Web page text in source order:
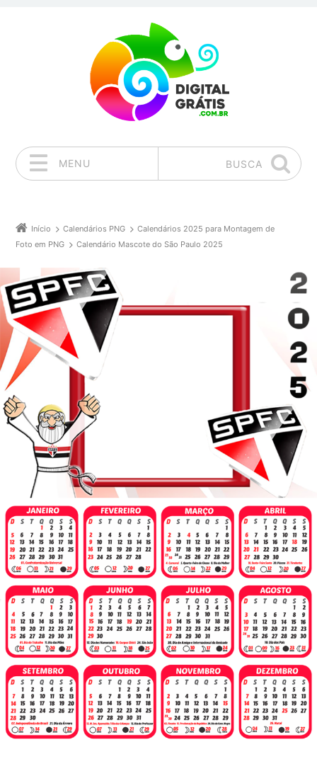
MENU BUSCA
Início Calendários PNG
Calendários 2025 para Montagem de
Foto em PNG
Calendário Mascote do São Paulo 2025